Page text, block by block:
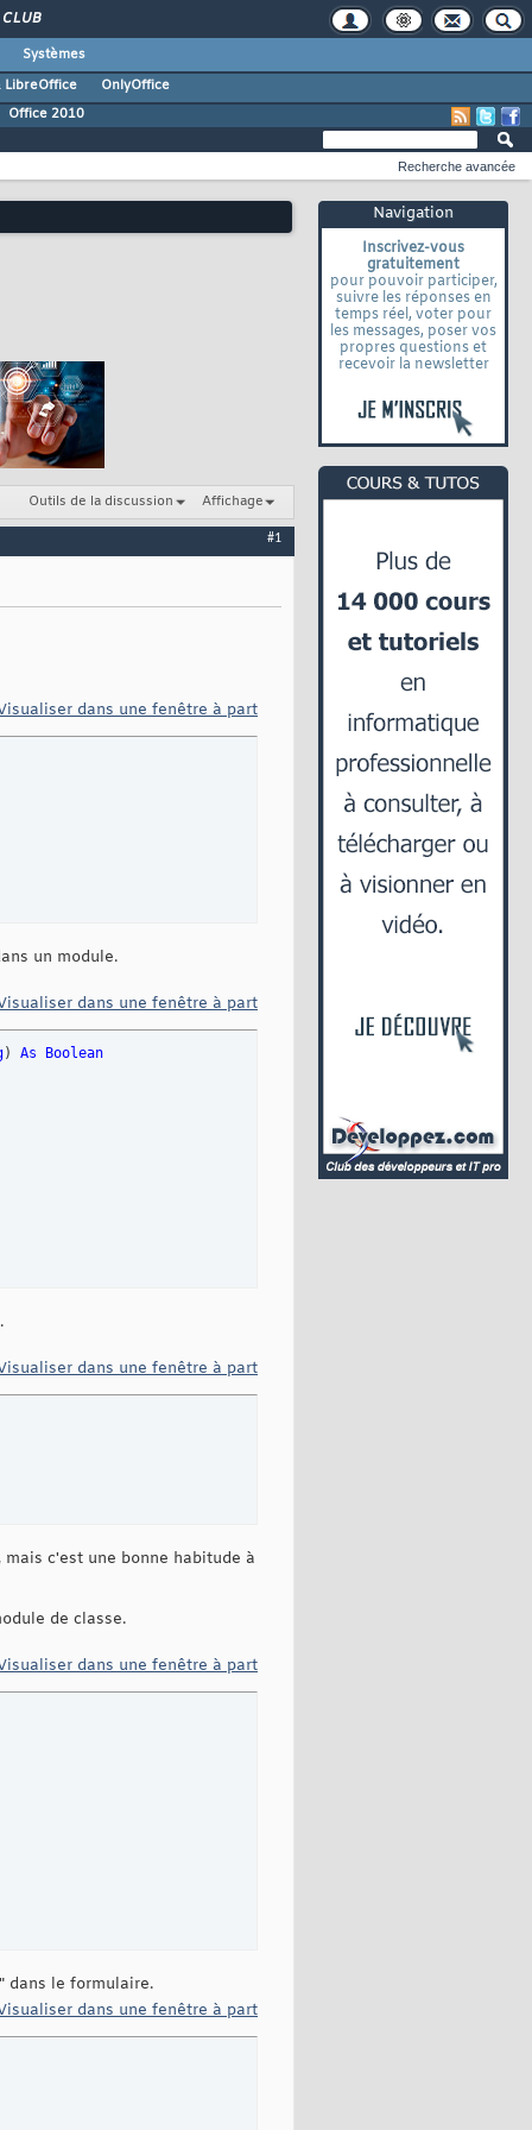
CLUB
Systèmes
LibreOffice
OnlyOffice
Office 2010
Navigation
Inscrivez-vous
gratuitement
pour pouvoir participer,
suivre les réponses en
temps réel, voter pour
les messages, poser vos
propres questions et
recevoir la newsletter
Recherche avancée
Outils de la discussion Affichage
#1
dans une fenêtre à part
un module.
dans une fenêtre à part
) As
Boolean
dans une fenêtre à part
c'est une bonne habitude à
de classe.
dans une fenêtre à part
dans le formulaire.
dans une fenêtre à part